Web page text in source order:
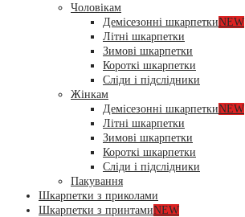
Чоловікам
Демісезонні шкарпеткиNEW
Літні шкарпетки
Зимові шкарпетки
Короткі шкарпетки
Сліди і підслідники
Жінкам
Демісезонні шкарпеткиNEW
Літні шкарпетки
Зимові шкарпетки
Короткі шкарпетки
Сліди і підслідники
Пакування
Шкарпетки з приколами
Шкарпетки з принтамиNEW